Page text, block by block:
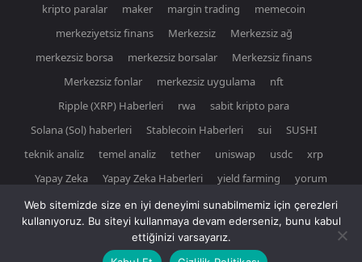
kripto paralar
maker margin trading
memecoin
merkeziyetsiz finans
Merkezsiz
Merkezsiz ağ
merkezsiz borsa
merkezsiz borsalar
Merkezsiz finans
Merkezsiz fonlar
merkezsiz uygulama
nft
Ripple (XRP) Haberleri
rwa
sabit kripto para
Solana (Sol) haberleri
Stablecoin Haberleri sui
SUSHI
teknik analiz
temel analiz tether uniswap usdc
xrp
Yapay Zeka
Yapay Zeka Haberleri yield farming yorum
© Newspaper WordPress Theme by TagDiv
Web sitemizde size en iyi deneyimi sunabilmemiz için çerezleri
kullanıyoruz. Bu siteyi kullanmaya devam ederseniz, bunu kabul
ettiğinizi varsayarız.